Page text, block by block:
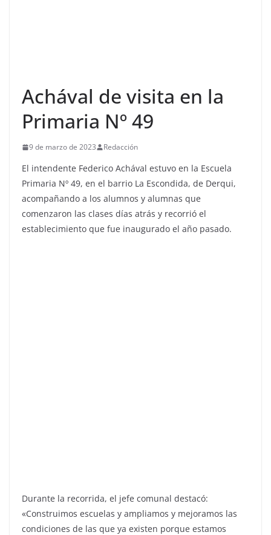
Achával de visita en la
Primaria Nº 49
9 de marzo de 2023 Redacción
El intendente Federico Achával estuvo en la Escuela
Primaria Nº 49, en el barrio La Escondida, de Derqui,
acompañando a los alumnos y alumnas que
comenzaron las clases días atrás y recorrió el
establecimiento que fue inaugurado el año pasado.
Durante la recorrida, el jefe comunal destacó:
«Construimos escuelas y ampliamos y mejoramos las
condiciones de las que ya existen porque estamos